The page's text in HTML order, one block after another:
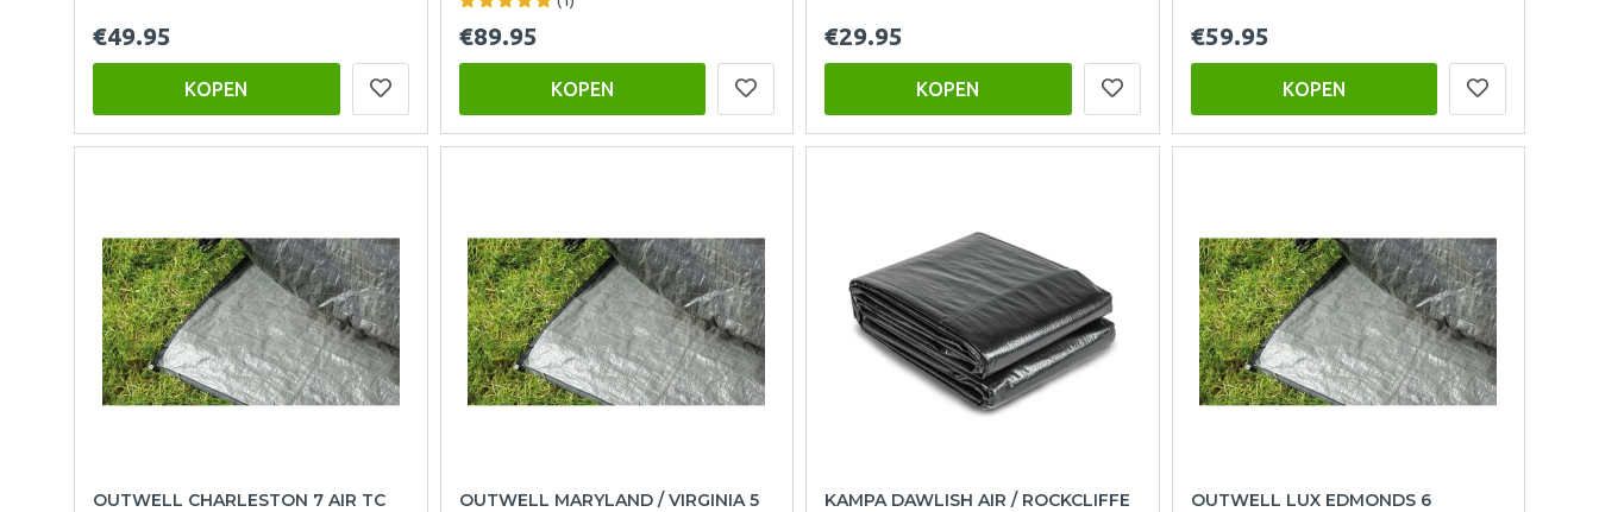
€49.95
KOPEN
€89.95
KOPEN
€29.95
KOPEN
€59.95
KOPEN
OUTWELL CHARLESTON 7 AIR TC
OUTWELL MARYLAND / VIRGINIA 5
KAMPA DAWLISH AIR / ROCKCLIFFE
OUTWELL LUX EDMONDS 6